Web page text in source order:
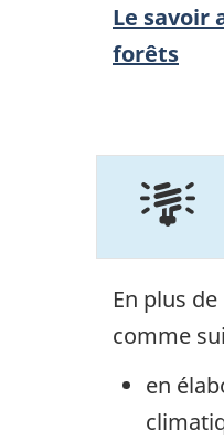
Le savoir
forêts
En plus
comme
en